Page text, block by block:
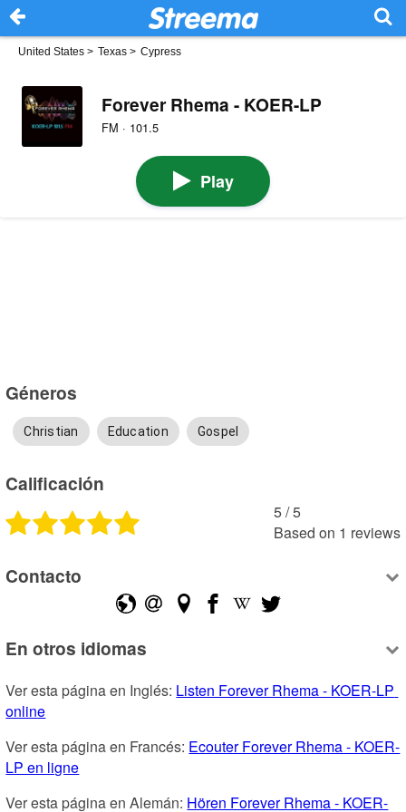
United States > Texas > Cypress
Forever Rhema - KOER-LP
FM · 101.5
Play
Géneros
Christian Education Gospel
Calificación
5 /5
Based on 1 reviews
Contacto
En otros idiomas
Ver esta página en Inglés: Listen Forever Rhema - KOER-LP
online
Ver esta página en Francés: Ecouter Forever Rhema - KOER-
LP en ligne
Ver esta página en Alemán: Hören Forever Rhema - KOER-